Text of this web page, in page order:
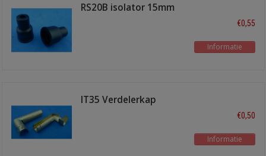
RS20B isolator 15mm
€0,55
Informatie
IT35 Verdelerkap
€0,50
Informatie